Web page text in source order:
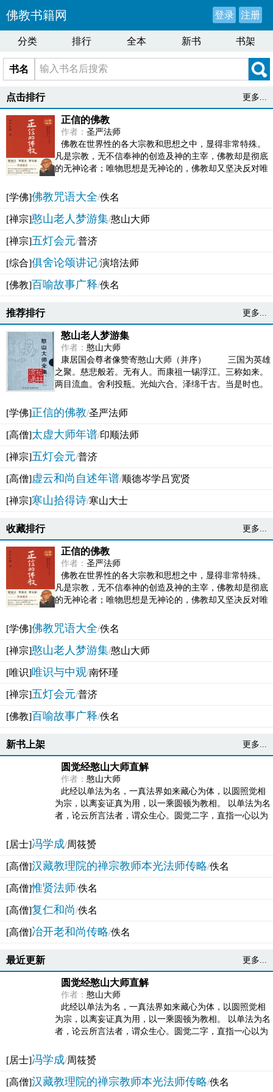
佛教书籍网 登录 注册
分类 排行 全本 新书 书架
书名
点击排行 更多...
正信的佛教
作者： 圣严法师
佛教在世界性的各大宗教和思想之中，显得非常特殊。
凡是宗教，无不信奉神的创造及神的主宰，佛教却是彻底
的无神论者；唯物思想是无神论的，佛教却又坚决反对唯
[学佛]佛教咒语大全/佚名
[禅宗]憨山老人梦游集/憨山大师
[禅宗]五灯会元/普济
[综合]俱舍论颂讲记/演培法师
[佛教]百喻故事广释/佚名
推荐排行 更多...
憨山老人梦游集
作者： 憨山大师
康居国会尊者像赞寄憨山大师（并序） 三国为英雄
之聚。慈悲般若。无有人。而康祖一锡浮江。三称如来。
两目流血。舍利投瓶。光灿六合。泽绵千古。当是时也。
[学佛]正信的佛教/圣严法师
[高僧]太虚大师年谱/印顺法师
[禅宗]五灯会元/普济
[高僧]虚云和尚自述年谱/顺德岑学吕宽贤
[禅宗]寒山拾得诗/寒山大士
收藏排行 更多...
正信的佛教
作者： 圣严法师
佛教在世界性的各大宗教和思想之中，显得非常特殊。
凡是宗教，无不信奉神的创造及神的主宰，佛教却是彻底
的无神论者；唯物思想是无神论的，佛教却又坚决反对唯
[学佛]佛教咒语大全/佚名
[禅宗]憨山老人梦游集/憨山大师
[唯识]唯识与中观/南怀瑾
[禅宗]五灯会元/普济
[佛教]百喻故事广释/佚名
新书上架 更多...
圆觉经憨山大师直解
作者： 憨山大师
此经以单法为名，一真法界如来藏心为体，以圆照觉相
为宗，以离妄证真为用，以一乘圆顿为教相。 以单法为名
者，论云所言法者，谓众生心。圆觉二字，直指一心以为
[居士]冯学成/周筱赟
[高僧]汉藏教理院的禅宗教师本光法师传略/佚名
[高僧]惟贤法师/佚名
[高僧]复仁和尚/佚名
[高僧]冶开老和尚传略/佚名
最近更新 更多...
圆觉经憨山大师直解
作者： 憨山大师
此经以单法为名，一真法界如来藏心为体，以圆照觉相
为宗，以离妄证真为用，以一乘圆顿为教相。 以单法为名
者，论云所言法者，谓众生心。圆觉二字，直指一心以为
[居士]冯学成/周筱赟
[高僧]汉藏教理院的禅宗教师本光法师传略/佚名